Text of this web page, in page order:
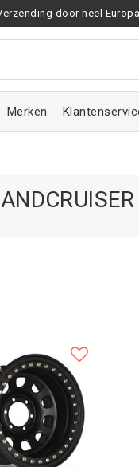
door heel Europa
Merken